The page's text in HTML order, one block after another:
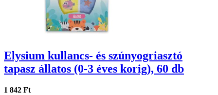
Elysium kullancs- és szúnyogriasztó
tapasz állatos (0-3 éves korig), 60 db
1 842 Ft